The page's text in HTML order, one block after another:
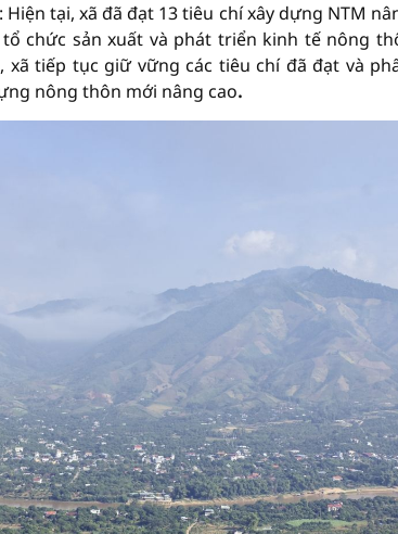
Hiện tại, xã đã đạt 13 tiêu chí xây dựng NTM
chức sản xuất và phát triển kinh tế nông
tiếp tục giữ vững các tiêu chí đã đạt và
nông thôn mới nâng cao.